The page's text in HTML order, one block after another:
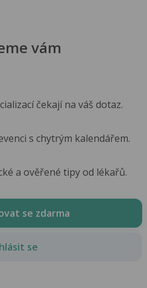
vám
čekají na váš dotaz.
s chytrým kalendářem.
a ověřené tipy od lékařů.
se zdarma
se